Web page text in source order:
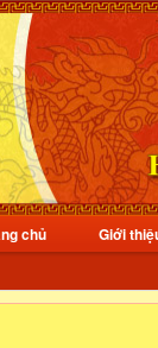
chủ Giới